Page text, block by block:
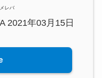
レバ
2021年03月15日